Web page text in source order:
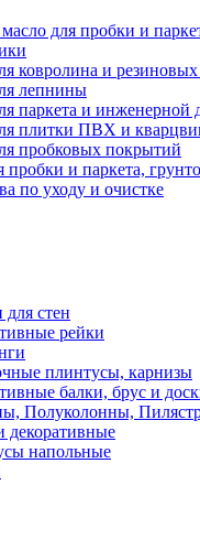
для пробки и
ковролина и
лепнины
паркета и инженерной
плитки ПВХ и
пробковых покрытий
пробки и паркета,
по уходу и очистке
стен
рейки
плинтусы, карнизы
балки, брус и
Полуколонны,
декоративные
напольные